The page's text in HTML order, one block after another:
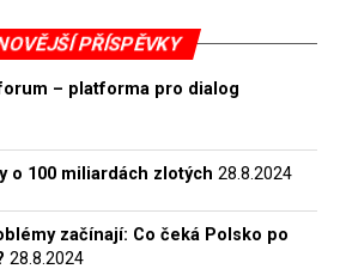
zanechaly komunistické
Úřadu bezpečnosti (Urząd
a vojenské rozvědky i
Zarząd Informacji Wojska
Służba Wewnętrzna a Oddział II
– Zarząd II Sztabu Generalnego
PŘÍSPĚVKY
– platforma pro dialog
o 100 miliardách zlotých 28.8.2024
začínají: Co čeká Polsko po
28.8.2024